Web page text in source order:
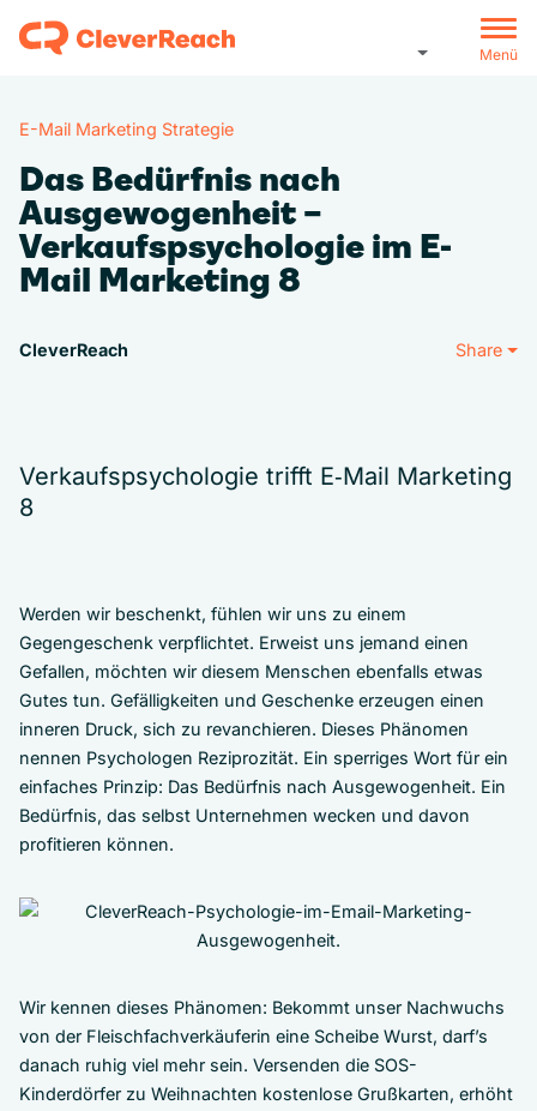
Menü
E-Mail Marketing Strategie
Das Bedürfnis nach
Ausgewogenheit –
Verkaufspsychologie im E-
Mail Marketing 8
CleverReach Share
Verkaufspsychologie trifft E‑Mail Marketing
8
Werden wir beschenkt, fühlen wir uns zu einem
Gegengeschenk verpflichtet. Erweist uns jemand einen
Gefallen, möchten wir diesem Menschen ebenfalls etwas
Gutes tun. Gefälligkeiten und Geschenke erzeugen einen
inneren Druck, sich zu revanchieren. Dieses Phänomen
nennen Psychologen Reziprozität. Ein sperriges Wort für ein
einfaches Prinzip: Das Bedürfnis nach Ausgewogenheit. Ein
Bedürfnis, das selbst Unternehmen wecken und davon
profitieren können.
Wir kennen dieses Phänomen: Bekommt unser Nachwuchs
von der Fleischfachverkäuferin eine Scheibe Wurst, darf’s
danach ruhig viel mehr sein. Versenden die SOS-
Kinderdörfer zu Weihnachten kostenlose Grußkarten, erhöht